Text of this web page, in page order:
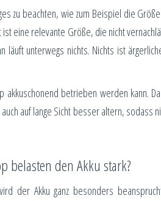
zu beachten, wie zum Beispiel die
ist eine relevante Größe, die nicht
läuft unterwegs nichts. Nichts ist
betrieben werden kann.
auf lange Sicht besser altern, sodass
belasten den Akku stark?
der Akku ganz besonders